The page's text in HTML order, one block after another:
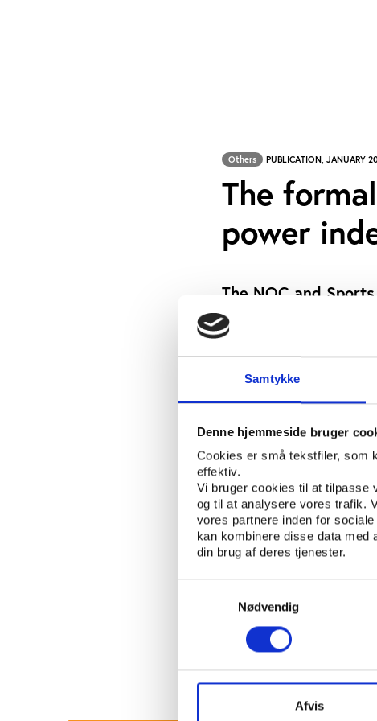
Samtykke
Denne hjemmeside bruger
Cookies er små tekstfiler, som
effektiv.
Vi bruger cookies til at tilpasse
og til at analysere vores trafik.
vores partnere inden for
kan kombinere disse data med
din brug af deres tjenester.
Nødvendig
Afvis
Others PUBLICATION, JANUARY
The
power
The NOC and
sports political
registering
This is a method
nation possess
KEYWORDS: SPORTS POLITICS
OPEN PUBLICATION
PUBLISHER: DIF
PAGE COUNT: 15